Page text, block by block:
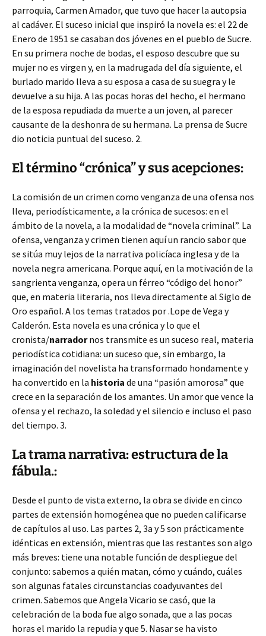
parroquia, Carmen Amador, que tuvo que hacer la autopsia
al cadáver. El suceso inicial que inspiró la novela es: el 22 de
Enero de 1951 se casaban dos jóvenes en el pueblo de Sucre.
En su primera noche de bodas, el esposo descubre que su
mujer no es virgen y, en la madrugada del día siguiente, el
burlado marido lleva a su esposa a casa de su suegra y le
devuelve a su hija. A las pocas horas del hecho, el hermano
de la esposa repudiada da muerte a un joven, al parecer
causante de la deshonra de su hermana. La prensa de Sucre
dio noticia puntual del suceso. 2.
El término “crónica” y sus acepciones:
La comisión de un crimen como venganza de una ofensa nos
lleva, periodísticamente, a la crónica de sucesos: en el
ámbito de la novela, a la modalidad de “novela criminal”. La
ofensa, venganza y crimen tienen aquí un rancio sabor que
se sitúa muy lejos de la narrativa policíaca inglesa y de la
novela negra americana. Porque aquí, en la motivación de la
sangrienta venganza, opera un férreo “código del honor”
que, en materia literaria, nos lleva directamente al Siglo de
Oro español. A los temas tratados por .Lope de Vega y
Calderón. Esta novela es una crónica y lo que el
cronista/narradornos transmite es un suceso real, materia
periodística cotidiana: un suceso que, sin embargo, la
imaginación del novelista ha transformado hondamente y
ha convertido en la historia de una “pasión amorosa” que
crece en la separación de los amantes. Un amor que vence la
ofensa y el rechazo, la soledad y el silencio e incluso el paso
del tiempo. 3.
La trama narrativa: estructura de la
fábula.:
Desde el punto de vista externo, la obra se divide en cinco
partes de extensión homogénea que no pueden calificarse
de capítulos al uso. Las partes 2, 3a y 5 son prácticamente
idénticas en extensión, mientras que las restantes son algo
más breves: tiene una notable función de despliegue del
conjunto: sabemos a quién matan, cómo y cuándo, cuáles
son algunas fatales circunstancias coadyuvantes del
crimen. Sabemos que Angela Vicario se casó, que la
celebración de la boda fue algo sonada, que a las pocas
horas el marido la repudia y que 5. Nasar se ha visto